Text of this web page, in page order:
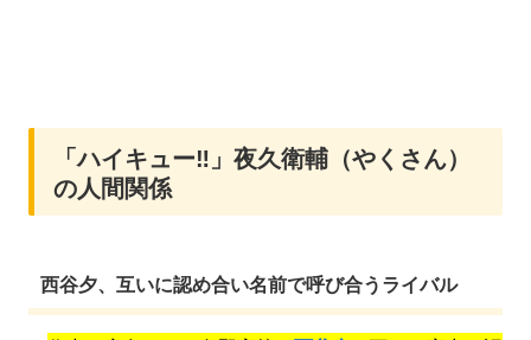
「ハイキュー‼」夜久衛輔（やくさん）
の人間関係
西谷夕、互いに認め合い名前で呼び合うライバル